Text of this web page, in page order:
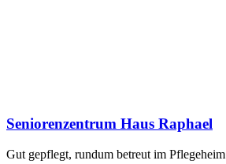
Seniorenzentrum Haus Raphael
Gut gepflegt, rundum betreut im Pflegeheim